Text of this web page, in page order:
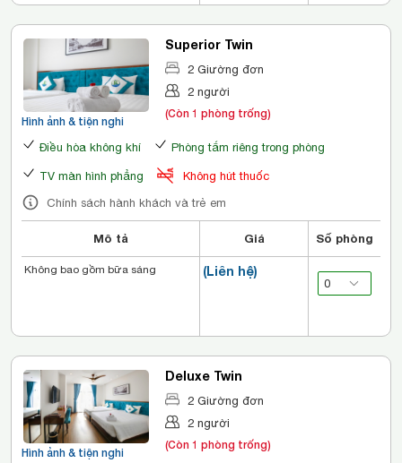
Hình ảnh & tiện nghi
Superior Twin
2 Giường đơn
2 người
(Còn 1 phòng trống)
Điều hòa không khí Phòng tắm riêng trong phòng
TV màn hình phẳng
Không hút thuốc
Chính sách hành khách và trẻ em
Mô tả Giá Số phòng
(Liên hệ)
Không bao gồm bữa sáng
Hình ảnh & tiện nghi
Deluxe Twin
2 Giường đơn
2 người
(Còn 1 phòng trống)